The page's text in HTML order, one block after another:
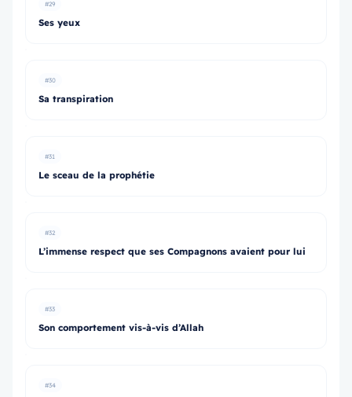
#29
Ses yeux
#30
Sa transpiration
#31
Le sceau de la prophétie
#32
L’immense respect que ses Compagnons avaient pour lui
#33
Son comportement vis-à-vis d’Allah
#34